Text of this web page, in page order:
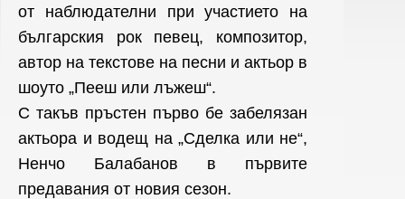
от наблюдателни при участието на
българския рок певец, композитор,
автор на текстове на песни и актьор в
шоуто „Пееш или лъжеш“.
С такъв пръстен първо бе забелязан
актьора и водещ на „Сделка или не“,
Ненчо Балабанов в първите
предавания от новия сезон.